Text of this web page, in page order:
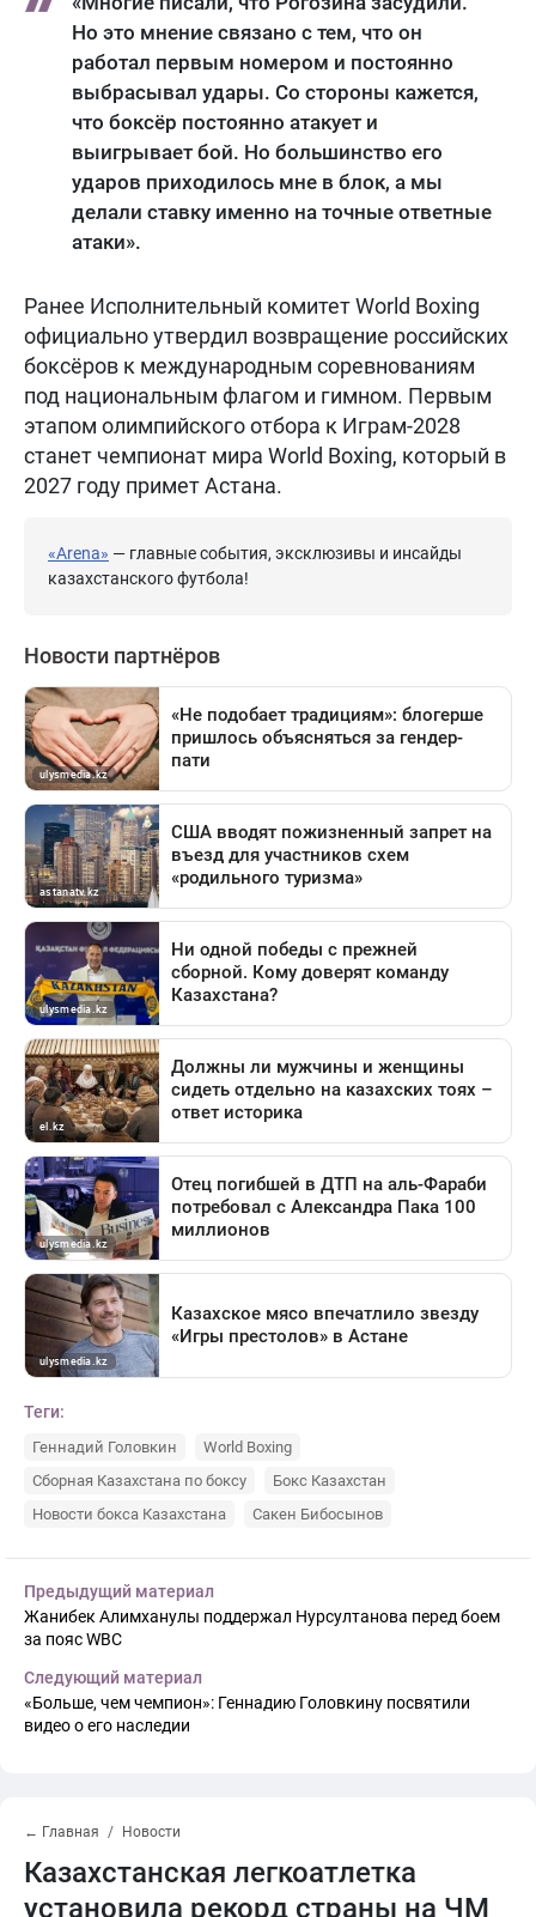
Но это мнение связано с тем, что он
работал первым номером и постоянно
выбрасывал удары. Со стороны кажется,
что боксёр постоянно атакует и
выигрывает бой. Но большинство его
ударов приходилось мне в блок, а мы
делали ставку именно на точные ответные
атаки».
Ранее Исполнительный комитет World Boxing
официально утвердил возвращение российских
боксёров к международным соревнованиям
под национальным флагом и гимном. Первым
этапом олимпийского отбора к Играм-2028
станет чемпионат мира World Boxing, который в
2027 году примет Астана.
«Arena» — главные события, эксклюзивы и инсайды
казахстанского футбола!
Теги:
Геннадий Головкин
World Boxing
Сборная Казахстана по боксу
Бокс Казахстан
Новости бокса Казахстана
Сакен Бибосынов
Предыдущий материал
Жанибек Алимханулы поддержал Нурсултанова перед боем
за пояс WBC
Следующий материал
«Больше, чем чемпион»: Геннадию Головкину посвятили
видео о его наследии
← Главная Новости
Казахстанская легкоатлетка
установила рекорд страны на ЧМ